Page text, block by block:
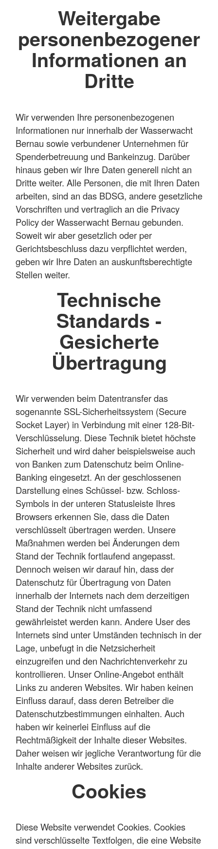
Weitergabe
personenbezogener
Informationen an
Dritte
Wir verwenden Ihre personenbezogenen
Informationen nur innerhalb der Wasserwacht
Bernau sowie verbundener Unternehmen für
Spenderbetreuung und Bankeinzug. Darüber
hinaus geben wir Ihre Daten generell nicht an
Dritte weiter. Alle Personen, die mit Ihren Daten
arbeiten, sind an das BDSG, andere gesetzliche
Vorschriften und vertraglich an die Privacy
Policy der Wasserwacht Bernau gebunden.
Soweit wir aber gesetzlich oder per
Gerichtsbeschluss dazu verpflichtet werden,
geben wir Ihre Daten an auskunftsberechtigte
Stellen weiter.
Technische
Standards -
Gesicherte
Übertragung
Wir verwenden beim Datentransfer das
sogenannte SSL-Sicherheitssystem (Secure
Socket Layer) in Verbindung mit einer 128-Bit-
Verschlüsselung. Diese Technik bietet höchste
Sicherheit und wird daher beispielsweise auch
von Banken zum Datenschutz beim Online-
Banking eingesetzt. An der geschlossenen
Darstellung eines Schüssel- bzw. Schloss-
Symbols in der unteren Statusleiste Ihres
Browsers erkennen Sie, dass die Daten
verschlüsselt übertragen werden. Unsere
Maßnahmen werden bei Änderungen dem
Stand der Technik fortlaufend angepasst.
Dennoch weisen wir darauf hin, dass der
Datenschutz für Übertragung von Daten
innerhalb der Internets nach dem derzeitigen
Stand der Technik nicht umfassend
gewährleistet werden kann. Andere User des
Internets sind unter Umständen technisch in der
Lage, unbefugt in die Netzsicherheit
einzugreifen und den Nachrichtenverkehr zu
kontrollieren. Unser Online-Angebot enthält
Links zu anderen Websites. Wir haben keinen
Einfluss darauf, dass deren Betreiber die
Datenschutzbestimmungen einhalten. Auch
haben wir keinerlei Einfluss auf die
Rechtmäßigkeit der Inhalte dieser Websites.
Daher weisen wir jegliche Verantwortung für die
Inhalte anderer Websites zurück.
Cookies
Diese Website verwendet Cookies. Cookies
sind verschlüsselte Textfolgen, die eine Website